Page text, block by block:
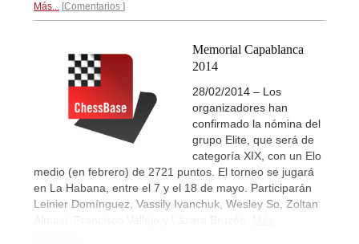
Más... Comentarios
Memorial Capablanca
2014
28/02/2014 – Los
organizadores han
confirmado la nómina del
grupo Elite, que será de
categoría XIX, con un Elo
medio (en febrero) de 2721 puntos. El torneo se jugará
en La Habana, entre el 7 y el 18 de mayo. Participarán
Leinier Domínguez, Vassily Ivanchuk, Wesley So, Zoltan
Almasi, Francisco Vallejo y Lázaro Bruzón.
Más